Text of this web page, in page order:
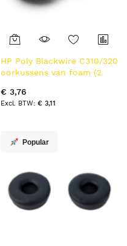
HP Poly Blackwire C310/320
oorkussens van foam (2
€ 3,76
€ 3,11
Popular